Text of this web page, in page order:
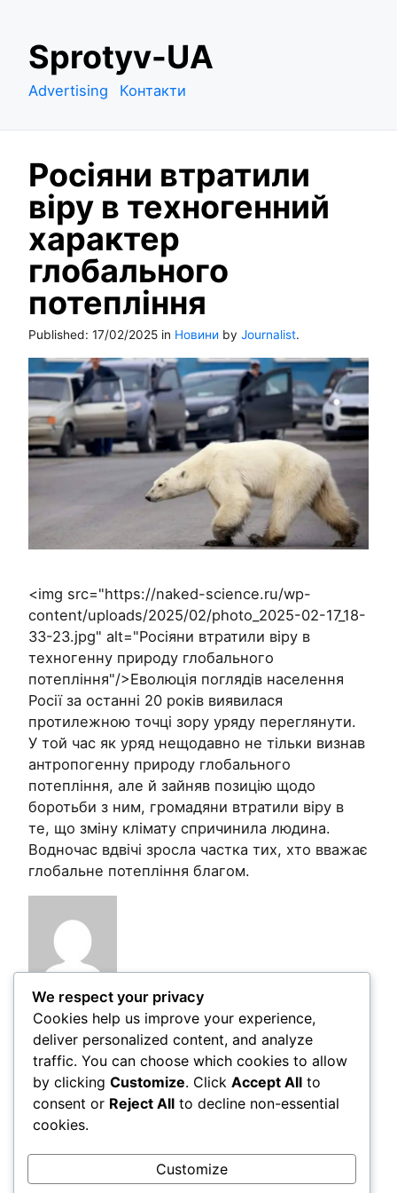
k
c
o
n
t
e
n
t
Sprotyv-UA
Advertising Контакти
Росіяни втратили
віру в техногенний
характер
глобального
потепління
Published: 17/02/2025 in Новини by Journalist.
<img src="https://naked-science.ru/wp-
content/uploads/2025/02/photo_2025-02-17_18-
33-23.jpg" alt="Росіяни втратили віру в
техногенну природу глобального
потепління"/>Еволюція поглядів населення
Росії за останні 20 років виявилася
протилежною точці зору уряду переглянути.
У той час як уряд нещодавно не тільки визнав
антропогенну природу глобального
потепління, але й зайняв позицію щодо
боротьби з ним, громадяни втратили віру в
те, що зміну клімату спричинила людина.
Водночас вдвічі зросла частка тих, хто вважає
глобальне потепління благом.
Post Views: 122
Comments
LEAVE A REPLY
We respect your privacy
Cookies help us improve your experience,
deliver personalized content, and analyze
traffic. You can choose which cookies to allow
by clicking Customize. Click Accept All to
consent or Reject All to decline non-essential
cookies.
Customize